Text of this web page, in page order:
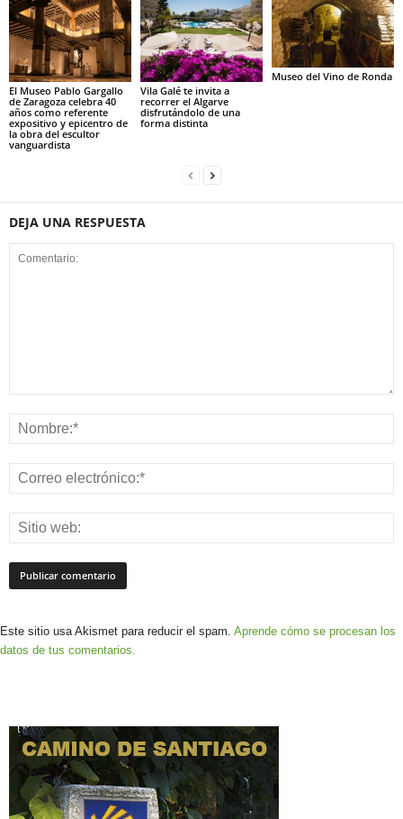
El Museo Pablo Gargallo
de Zaragoza celebra 40
años como referente
expositivo y epicentro de
la obra del escultor
vanguardista
Vila Galé te invita a
recorrer el Algarve
disfrutándolo de una
forma distinta
Museo del Vino de Ronda
DEJA UNA RESPUESTA
Este sitio usa Akismet para reducir el spam. Aprende cómo se procesan los
datos de tus comentarios.